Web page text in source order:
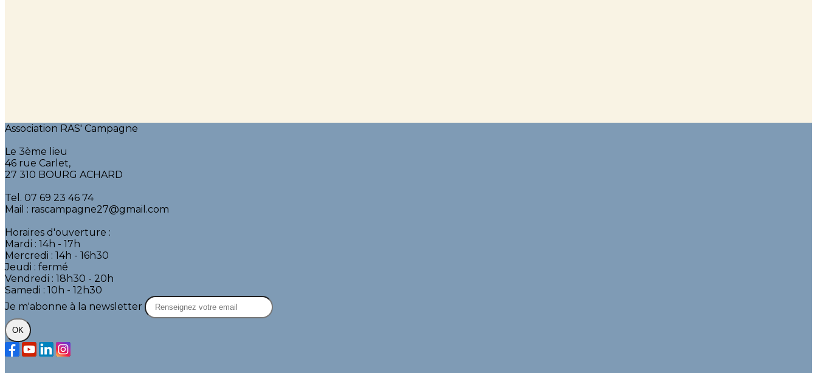
Association RAS' Campagne
Le 3ème lieu
46 rue Carlet,
27 310 BOURG ACHARD
Tel. 07 69 23 46 74
Mail : rascampagne27@gmail.com
Horaires d'ouverture :
Mardi : 14h - 17h
Mercredi : 14h - 16h30
Jeudi : fermé
Vendredi : 18h30 - 20h
Samedi : 10h - 12h30
Je m'abonne à la newsletter
OK